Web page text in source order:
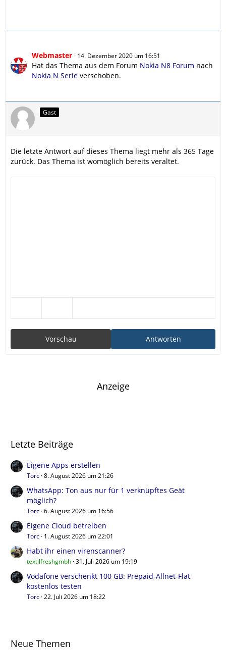
Webmaster 14. Dezember 2020 um 16:51
Hat das Thema aus dem Forum Nokia N8 Forum nach
Nokia N Serie verschoben.
Gast
Die letzte Antwort auf dieses Thema liegt mehr als 365 Tage
zurück. Das Thema ist womöglich bereits veraltet.
Antworten
Vorschau
Anzeige
Letzte Beiträge
Eigene Apps erstellen
Torc 8. August 2026 um 21:26
WhatsApp: Ton aus nur für 1 verknüpftes Geät
möglich?
Torc 6. August 2026 um 16:56
Eigene Cloud betreiben
Torc 1. August 2026 um 22:01
Habt ihr einen virenscanner?
textilfreshgmbh 31. Juli 2026 um 19:19
Vodafone verschenkt 100 GB: Prepaid-Allnet-Flat
kostenlos testen
Torc 22. Juli 2026 um 18:22
Neue Themen